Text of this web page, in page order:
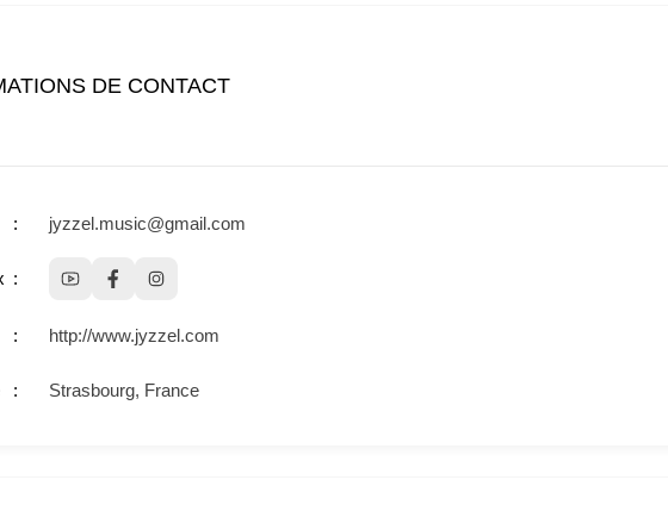
DE CONTACT
jyzzel.music@gmail.com
http://www.jyzzel.com
Strasbourg, France